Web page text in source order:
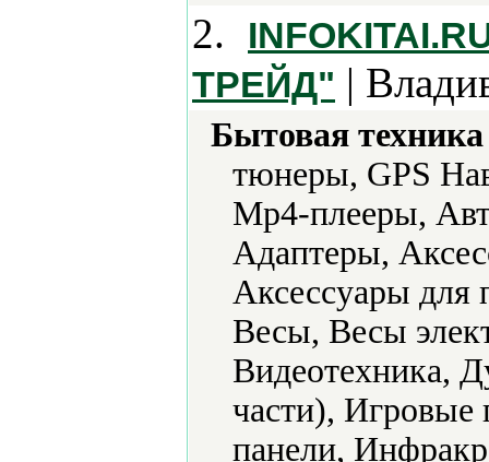
2.
ТРЕЙД" |
Бытовая
тюнеры, GPS
Mp4-плееры,
Адаптеры,
Аксессуары для
Весы, Весы
Видеотехника,
части), Игровые
панели,